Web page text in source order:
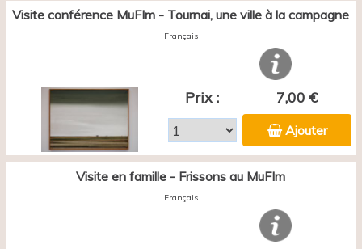
Visite conférence MuFIm - Tournai, une ville à la campagne
Français
Prix : 7,00 €
Ajouter
Visite en famille - Frissons au MuFIm
Français